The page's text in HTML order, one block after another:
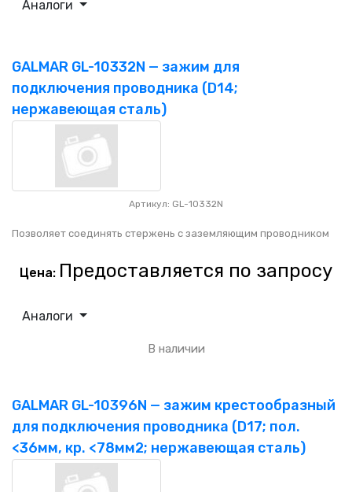
Аналоги
GALMAR GL-10332N — зажим для
подключения проводника (D14;
нержавеющая сталь)
Артикул: GL-10332N
Позволяет соединять стержень с заземляющим проводником
Цена: Предоставляется по запросу
Аналоги
В наличии
GALMAR GL-10396N — зажим крестообразный
для подключения проводника (D17; пол.
<36мм, кр. <78мм2; нержавеющая сталь)